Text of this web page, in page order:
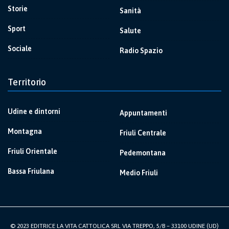
Storie
Sport
Sociale
Sanità
Salute
Radio Spazio
Territorio
Udine e dintorni
Montagna
Friuli Orientale
Bassa Friulana
Appuntamenti
Friuli Centrale
Pedemontana
Medio Friuli
© 2023 EDITRICE LA VITA CATTOLICA SRL VIA TREPPO, 5/B – 33100 UDINE (UD)